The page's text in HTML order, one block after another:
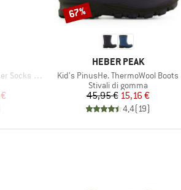
Striped
MARCHIO
HEBER PEAK
Articolo
Kid's PinusHe. ThermoWool Boots
Gruppo di prodotti
Stivali di gomma
Prezzo
45,95 €Prezzo ridotto
15,16 €
4,4(19)
Sconto
67%